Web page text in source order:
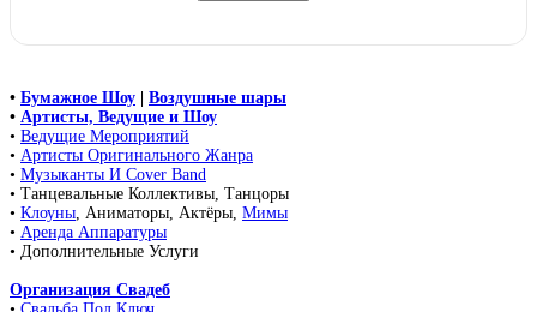
• Бумажное Шоу
Воздушные шары
• Артисты, Ведущие и Шоу
• Ведущие Мероприятий
• Артисты Оригинального Жанра
• Музыканты И Cover Band
• Танцевальные Коллективы, Танцоры
• Клоуны, Аниматоры, Актёры, Мимы
• Аренда Аппаратуры
• Дополнительные Услуги
Организация Свадеб